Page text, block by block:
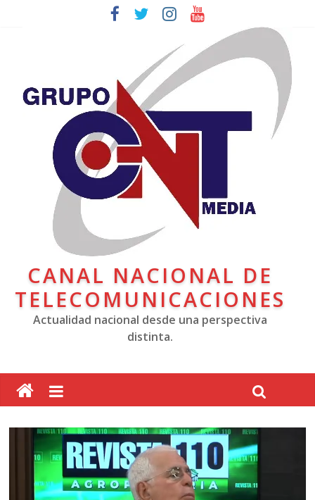
CANAL NACIONAL DE
TELECOMUNICACIONES
Actualidad nacional desde una perspectiva
distinta.